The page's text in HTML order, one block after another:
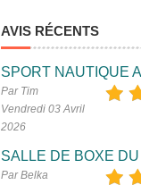
AVIS RÉCENTS
SPORT NAUTIQUE
Par Tim
Vendredi 03 Avril
2026
SALLE DE BOXE
Par Belka